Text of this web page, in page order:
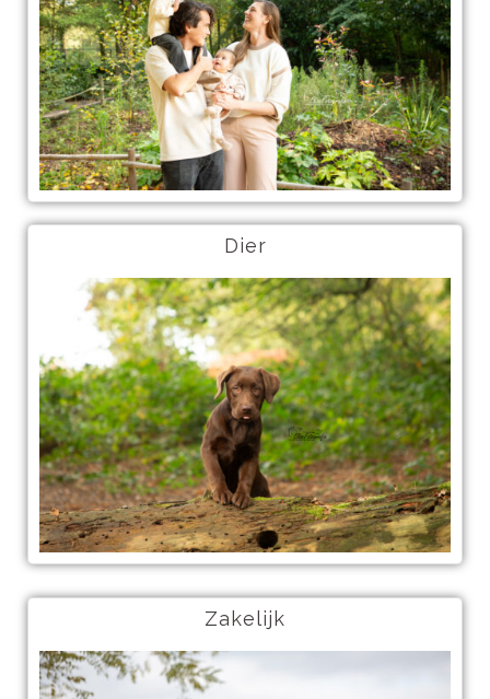
Dier
Zakelijk